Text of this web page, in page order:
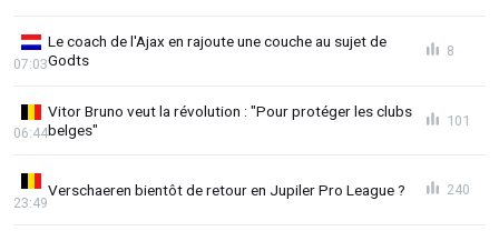
Le coach de l'Ajax en rajoute une couche au sujet de
Godts
07:03
8
Vitor Bruno veut la révolution : "Pour protéger les clubs
belges"
06:44
101
Verschaeren bientôt de retour en Jupiler Pro League ?
23:49
240